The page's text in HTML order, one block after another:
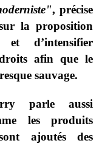
, précise
la proposition
et d’intensifier
afin que le
sauvage.
parle aussi
les produits
ajoutés des